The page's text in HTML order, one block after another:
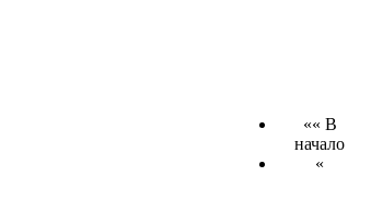
«« В
начало
«